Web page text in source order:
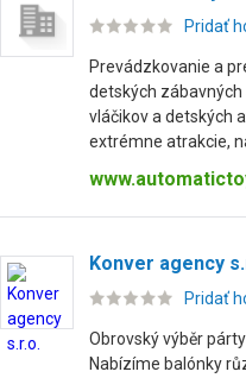
Pridať
Prevádzkovanie a
detských
vláčikov a detských
extrémne atrakcie,
Konver agency
Pridať
Obrovský výběr
Nabízíme balónky